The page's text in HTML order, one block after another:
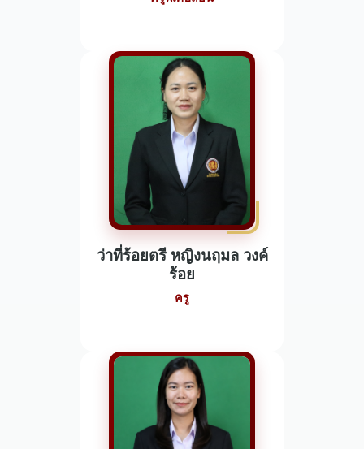
ว่าที่ร้อยตรี หญิงนฤมล วงค์
ร้อย
ครู